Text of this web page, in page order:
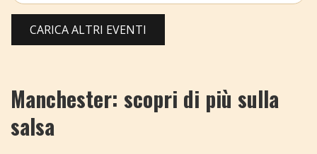
CARICA ALTRI EVENTI
Manchester: scopri di più sulla
salsa